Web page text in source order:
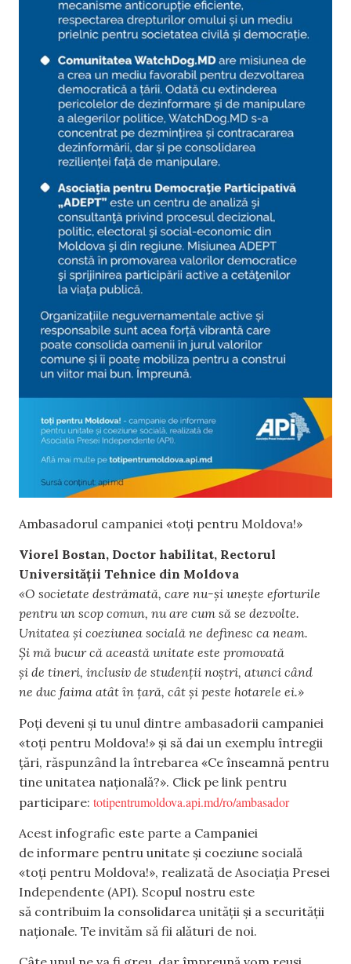
Ambasadorul campaniei «toți pentru Moldova!»
Viorel Bostan, Doctor habilitat, Rectorul
Universității Tehnice din Moldova
«O societate destrămată, care nu-și unește eforturile
pentru un scop comun, nu are cum să se dezvolte.
Unitatea și coeziunea socială ne definesc ca neam.
Și mă bucur că această unitate este promovată
și de tineri, inclusiv de studenții noștri, atunci când
ne duc faima atât în țară, cât și peste hotarele ei.»
Poți deveni și tu unul dintre ambasadorii campaniei
«toți pentru Moldova!» și să dai un exemplu întregii
țări, răspunzând la întrebarea «Ce înseamnă pentru
tine unitatea națională?». Click pe link pentru
participare: totipentrumoldova.api.md/ro/ambasador
Acest infografic este parte a Campaniei
de informare pentru unitate și coeziune socială
«toți pentru Moldova!», realizată de Asociația Presei
Independente (API). Scopul nostru este
să contribuim la consolidarea unității și a securității
naționale. Te invităm să fii alături de noi.